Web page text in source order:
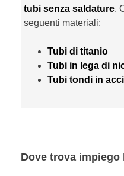
tubi senza saldature.
seguenti materiali:
Tubi di titanio
Tubi in lega di
Tubi tondi in
Dove trova